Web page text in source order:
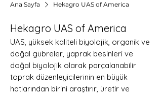
Ana Sayfa Hekagro UAS of America
Hekagro UAS of America
UAS, yüksek kaliteli biyolojik, organik ve
doğal gübreler, yaprak besinleri ve
doğal biyolojik olarak parçalanabilir
toprak düzenleyicilerinin en büyük
hatlarından birini araştırır, üretir ve